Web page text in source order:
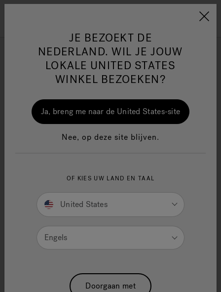
Jacuzzi&reg; EMEA
Jacuzzi® Sensational
Wellness™
One Page
J-200™
JE BEZOEKT DE
NEDERLAND. WIL JE JOUW
LOKALE UNITED STATES
WINKEL BEZOEKEN?
Ja, breng me naar de United States-site
Nee, op deze site blijven.
OF KIES UW LAND EN TAAL
United States
Engels
Doorgaan met